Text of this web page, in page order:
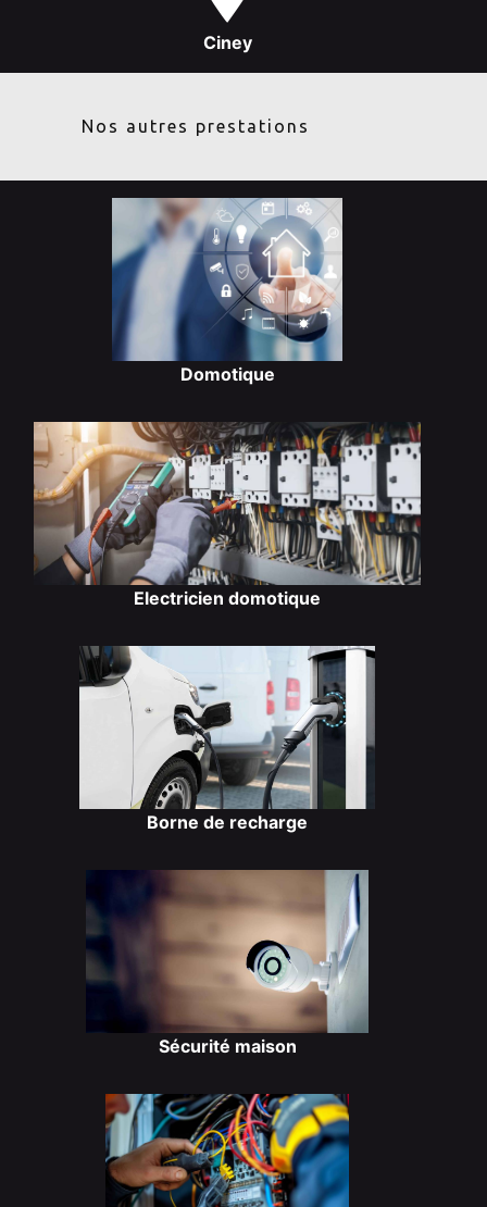
Ciney
Nos autres prestations
Domotique
Electricien domotique
Borne de recharge
Sécurité maison